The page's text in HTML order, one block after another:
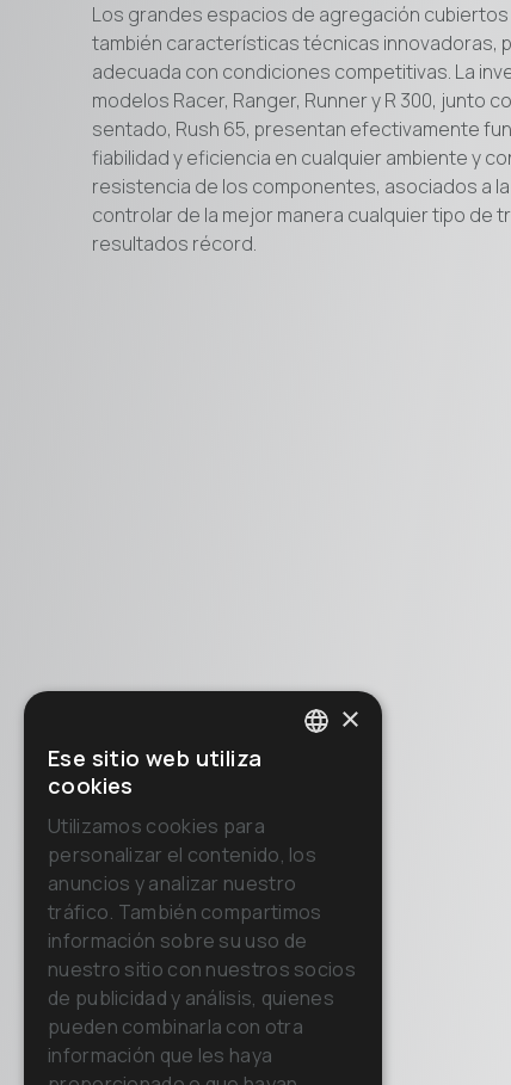
Los grandes espacios de agregación
también características técnicas innovadoras,
adecuada con condiciones competitivas. La
modelos Racer, Ranger, Runner y R 300, junto
sentado, Rush 65, presentan efectivamente
fiabilidad y eficiencia en cualquier ambiente y
resistencia de los componentes, asociados a
controlar de la mejor manera cualquier tipo de
resultados récord.
FRENCH
GERMAN
SPANISH
RUSSIAN
×
Ese sitio web utiliza
cookies
Utilizamos cookies para
personalizar el contenido, los
anuncios y analizar nuestro
tráfico. También compartimos
información sobre su uso de
nuestro sitio con nuestros socios
de publicidad y análisis, quienes
pueden combinarla con otra
información que les haya